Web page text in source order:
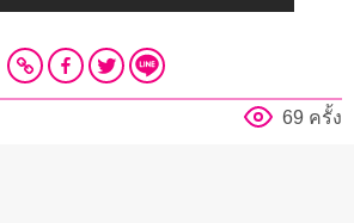
69 ครั้ง